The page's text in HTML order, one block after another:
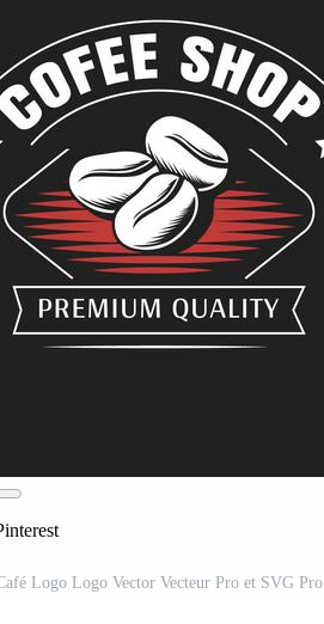
Logo Logo Vector Vecteur Pro et SVG Pro